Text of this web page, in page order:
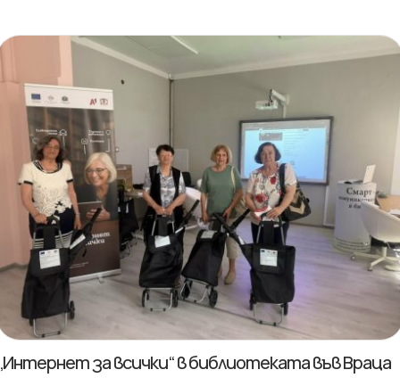
за всички“ в библиотеката във Враца